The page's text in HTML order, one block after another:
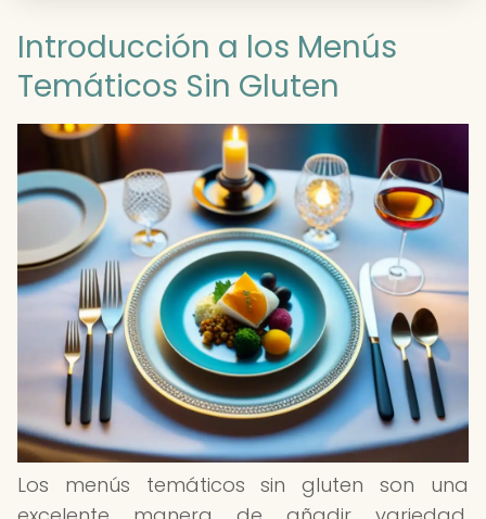
Introducción a los Menús
Temáticos Sin Gluten
Los menús temáticos sin gluten son una